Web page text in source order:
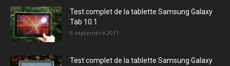
Test complet de la tablette Samsung Galaxy
Tab 10.1
9 septembre 2011
Test complet de la tablette Samsung Galaxy